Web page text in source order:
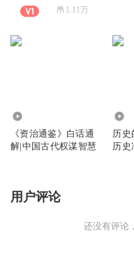
1.11万
《资治通鉴》白话通
解|中国古代权谋智慧
历史
历史
用户评论
还没有评论